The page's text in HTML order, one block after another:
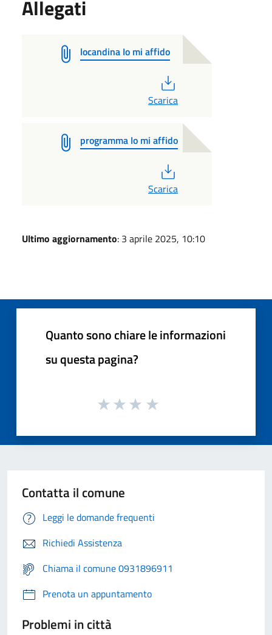
Allegati
locandina Io mi affido
Scarica
programma Io mi affido
Scarica
Ultimo aggiornamento: 3 aprile 2025, 10:10
Quanto sono chiare le informazioni
su questa pagina?
Contatta il comune
Leggi le domande frequenti
Richiedi Assistenza
Chiama il comune 0931896911
Prenota un appuntamento
Problemi in città